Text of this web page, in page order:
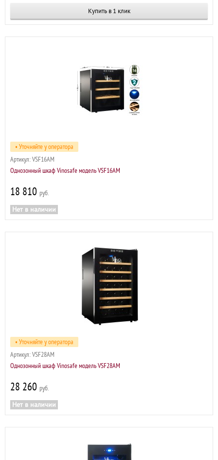
Купить в 1 клик
• Уточняйте у оператора
Артикул: VSF16AM
Однозонный шкаф Vinosafe модель VSF16AM
18 810 р
Нет в наличии
• Уточняйте у оператора
Артикул: VSF28AM
Однозонный шкаф Vinosafe модель VSF28AM
28 260 р
Нет в наличии